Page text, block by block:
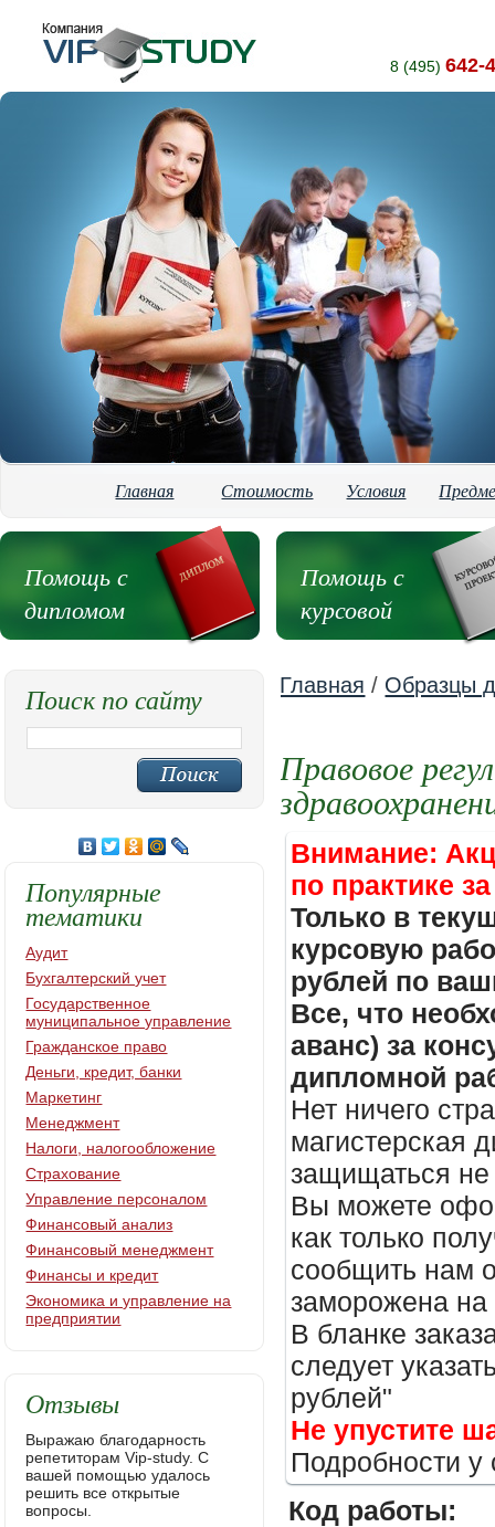
8 (495) 642-
Главная Стоимость Условия
Помощь с
дипломом
Помощь с
курсовой
Главная / Образцы
Правовое
Внимание:
по практике
Только в
курсовую
рублей по
Все, что
аванс) за
дипломной
Нет ничего
магистерская
защищаться не
Вы можете
как только
сообщить нам
заморожена
В бланке
следует
рублей"
Не упустите
Подробности
Код работы:
Поиск по сайту
Популярные
тематики
Аудит
Бухгалтерский учет
Государственное
муниципальное управление
Гражданское право
Деньги, кредит, банки
Маркетинг
Менеджмент
Налоги, налогообложение
Страхование
Управление персоналом
Финансовый анализ
Финансовый менеджмент
Финансы и кредит
Экономика и управление на
предприятии
Отзывы
Выражаю благодарность
репетиторам Vip-study. С
вашей помощью удалось
решить все открытые
вопросы.